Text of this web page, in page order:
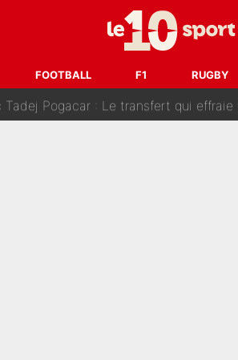
FOOTBALL F1 RUGBY
: Les coulisses de la décision de
sur CNews, un ancien journaliste de
Tadej Pogacar : Le transfert qui